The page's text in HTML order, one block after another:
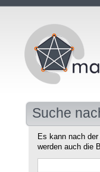
Suche
Es kann nach
werden auch die